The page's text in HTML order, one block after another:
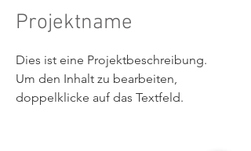
Projektname
Dies ist eine Projektbeschreibung.
Um den Inhalt zu bearbeiten,
doppelklicke auf das Textfeld.